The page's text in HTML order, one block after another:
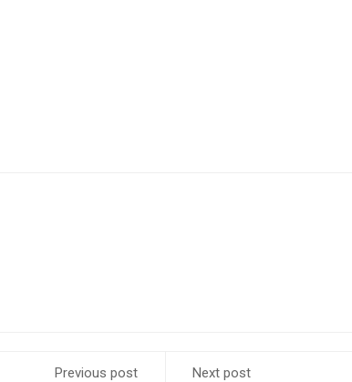
Previous post Next post